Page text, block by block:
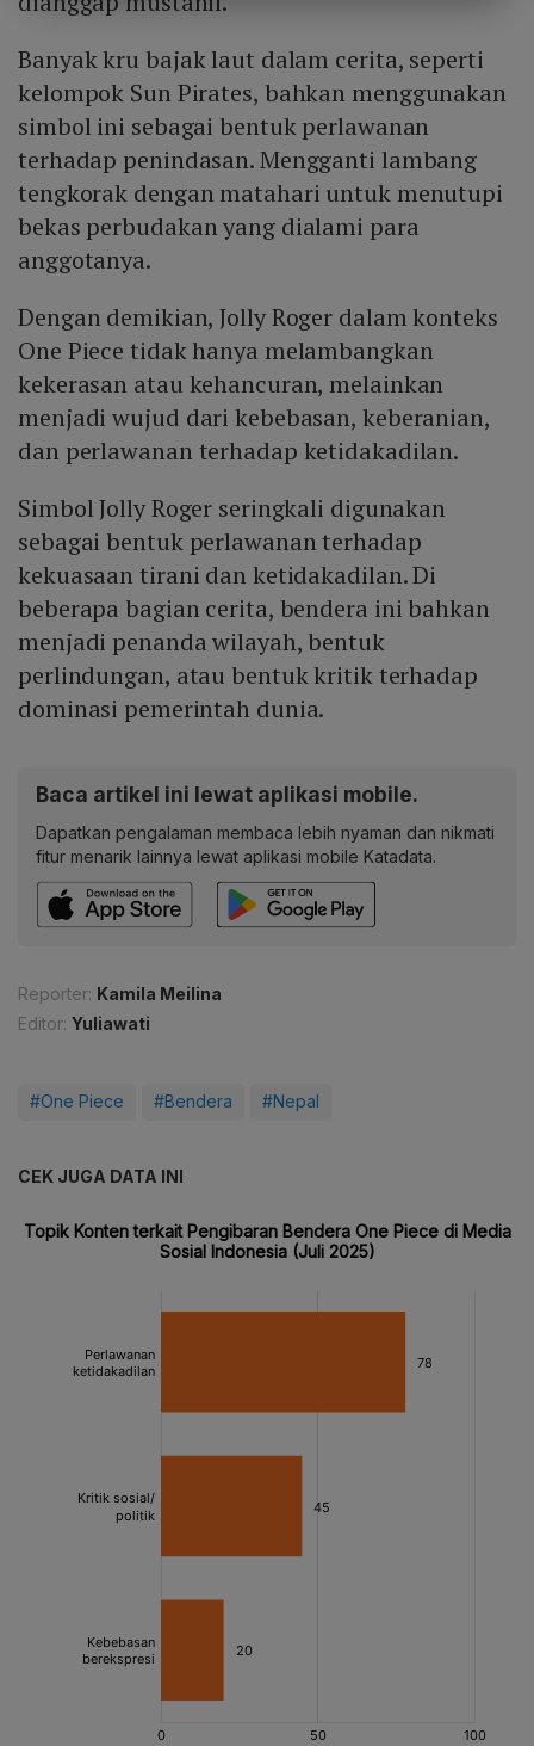
Banyak kru bajak laut dalam cerita, seperti
kelompok Sun Pirates, bahkan menggunakan
simbol ini sebagai bentuk perlawanan
terhadap penindasan. Mengganti lambang
tengkorak dengan matahari untuk menutupi
bekas perbudakan yang dialami para
anggotanya.
Dengan demikian, Jolly Roger dalam konteks
One Piece tidak hanya melambangkan
kekerasan atau kehancuran, melainkan
menjadi wujud dari kebebasan, keberanian,
dan perlawanan terhadap ketidakadilan.
Simbol Jolly Roger seringkali digunakan
sebagai bentuk perlawanan terhadap
kekuasaan tirani dan ketidakadilan. Di
beberapa bagian cerita, bendera ini bahkan
menjadi penanda wilayah, bentuk
perlindungan, atau bentuk kritik terhadap
dominasi pemerintah dunia.
Baca artikel ini lewat aplikasi mobile.
Dapatkan pengalaman membaca lebih nyaman dan nikmati
fitur menarik lainnya lewat aplikasi mobile Katadata.
Reporter: Kamila Meilina
Editor: Yuliawati
#One Piece #Bendera #Nepal
CEK JUGA DATA INI